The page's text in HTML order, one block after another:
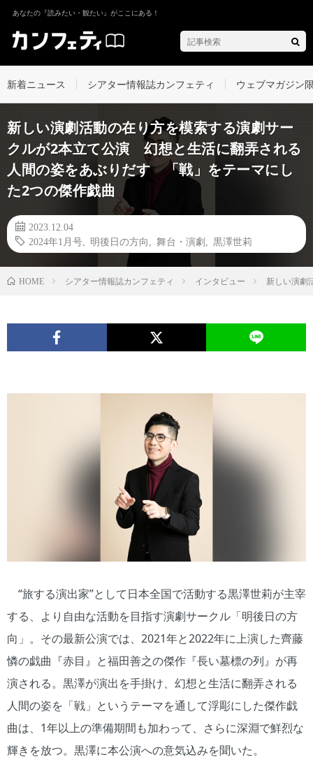
あなたの『読みたい・観たい』がここにある！
新着ニュース シアター情報誌カンフェティ ウェブマガジン
新しい演劇活動の在り方を模索する演劇サー
クルが2本立て公演 幻想と生活に翻弄される
人間の姿をあぶりだす 「戦」をテーマにし
た2つの傑作戯曲
2023.12.04
2024年1月号
明後日の方向 舞台・演劇 黒澤世莉
HOME シアター情報誌カンフェティ インタビュー 新しい演劇
“旅する演出家”として日本全国で活動する黒澤世莉が主宰
する、より自由な活動を目指す演劇サークル「明後日の方
向」。その最新公演では、2021年と2022年に上演した齊藤
憐の戯曲『赤目』と福田善之の傑作『長い墓標の列』が再
演される。黒澤が演出を手掛け、幻想と生活に翻弄される
人間の姿を「戦」というテーマを通して浮彫にした傑作戯
曲は、1年以上の準備期間も加わって、さらに深淵で鮮烈な
輝きを放つ。黒澤に本公演への意気込みを聞いた。